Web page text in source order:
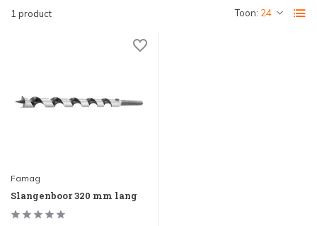
1 product Toon:
Famag
Slangenboor 320 mm lang